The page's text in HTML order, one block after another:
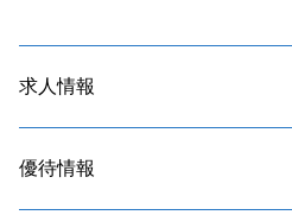
求人情報
優待情報